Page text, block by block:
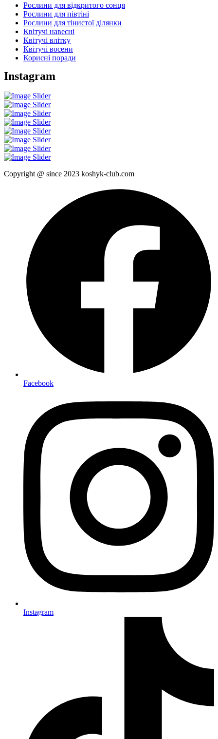
Рослини для відкритого сонця
Рослини для півтіні
Рослини для тінистої ділянки
Квітучі навесні
Квітучі влітку
Квітучі восени
Корисні поради
Instagram
Copyright @ since 2023 koshyk-club.com
Facebook
Instagram